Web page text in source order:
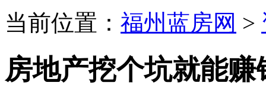
当前位置： 福州蓝房网 >
房地产挖个坑就能